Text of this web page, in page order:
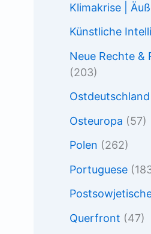
Klimakrise |
Künstliche
Neue Rechte &
(203)
Ostdeutschland
Osteuropa (57)
Polen (262)
Portuguese
Querfront (47)